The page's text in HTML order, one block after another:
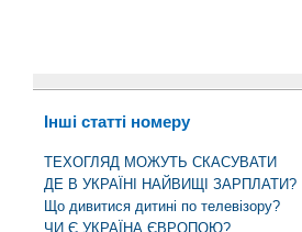
Інші статті номеру
ТЕХОГЛЯД МОЖУТЬ СКАСУВАТИ
ДЕ В УКРАЇНІ НАЙВИЩІ ЗАРПЛАТИ?
Що дивитися дитині по телевізору?
ЧИ Є УКРАЇНА ЄВРОПОЮ?